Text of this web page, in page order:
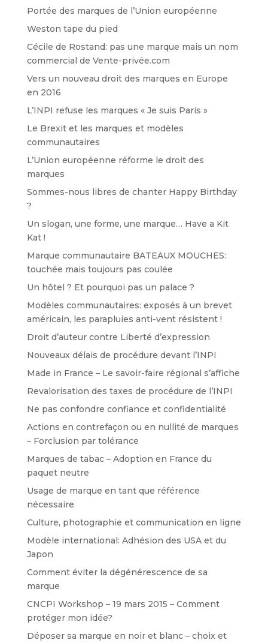
Portée des marques de l’Union européenne
Weston tape du pied
Cécile de Rostand: pas une marque mais un nom
commercial de Vente-privée.com
Vers un nouveau droit des marques en Europe
en 2016
L’INPI refuse les marques « Je suis Paris »
Le Brexit et les marques et modèles
communautaires
L’Union européenne réforme le droit des
marques
Sommes-nous libres de chanter Happy Birthday
?
Un slogan, une forme, une marque… Have a Kit
Kat !
Marque communautaire BATEAUX MOUCHES:
touchée mais toujours pas coulée
Un hôtel ? Et pourquoi pas un palace ?
Modèles communautaires: exposés à un brevet
américain, les parapluies anti-vent résistent !
Droit d’auteur contre Liberté d’expression
Nouveaux délais de procédure devant l’INPI
Made in France – Le savoir-faire régional s’affiche
Revalorisation des taxes de procédure de l’INPI
Ne pas confondre confiance et confidentialité
Actions en contrefaçon ou en nullité de marques
– Forclusion par tolérance
Marques de tabac – Adoption en France du
paquet neutre
Usage de marque en tant que référence
nécessaire
Culture, photographie et communication en ligne
Modèle international: Adhésion des USA et du
Japon
Comment éviter la dégénérescence de sa
marque
CNCPI Workshop – 19 mars 2015 – Comment
protéger mon idée?
Déposer sa marque en noir et blanc – choix et